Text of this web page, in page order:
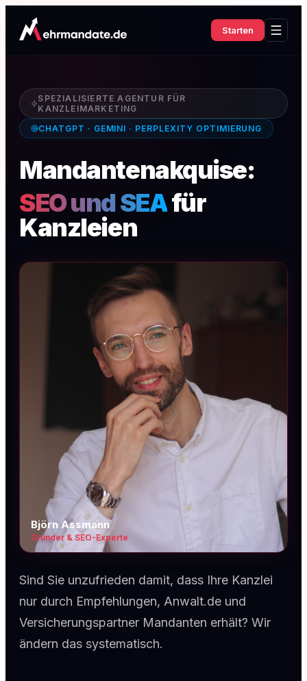
Starten
SPEZIALISIERTE AGENTUR FÜR
KANZLEIMARKETING
CHATGPT · GEMINI · PERPLEXITY OPTIMIERUNG
Mandantenakquise:
SEO und SEAfür
Kanzleien
Björn Assmann
Gründer & SEO-Experte
Sind Sie unzufrieden damit, dass Ihre Kanzlei
nur durch Empfehlungen, Anwalt.de und
Versicherungspartner Mandanten erhält? Wir
ändern das systematisch.